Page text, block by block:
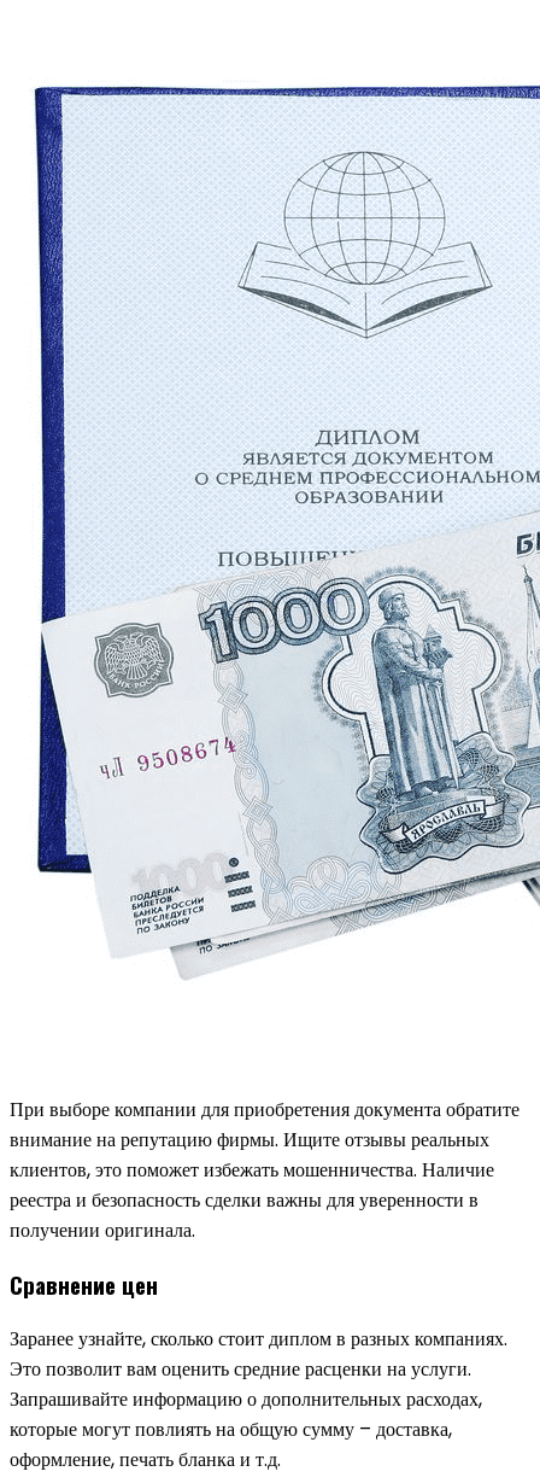
При выборе компании для приобретения документа обратите
внимание на репутацию фирмы. Ищите отзывы реальных
клиентов, это поможет избежать мошенничества. Наличие
реестра и безопасность сделки важны для уверенности в
получении оригинала.
Сравнение цен
Заранее узнайте, сколько стоит диплом в разных компаниях.
Это позволит вам оценить средние расценки на услуги.
Запрашивайте информацию о дополнительных расходах,
которые могут повлиять на общую сумму – доставка,
оформление, печать бланка и т.д.